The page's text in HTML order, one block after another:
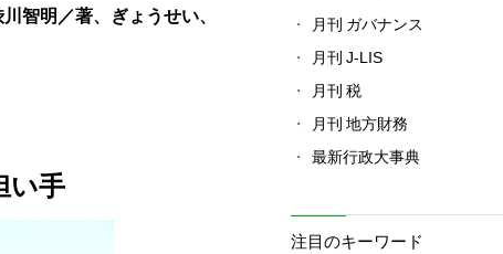
智明／著、ぎょうせい、
い手
月刊 ガバナンス
月刊 J-LIS
月刊 税
月刊 地方財務
最新行政大事典
注目のキーワード